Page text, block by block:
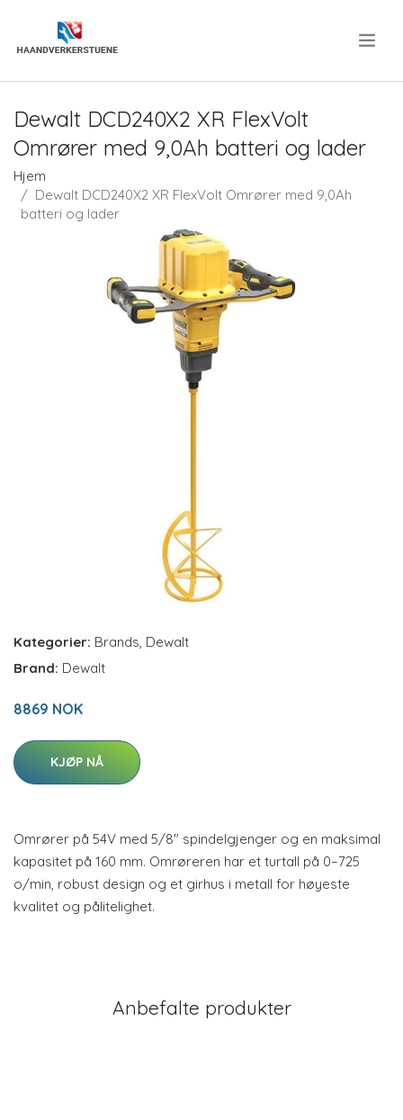
Dewalt DCD240X2 XR FlexVolt
Omrører med 9,0Ah batteri og lader
Hjem
Dewalt DCD240X2 XR FlexVolt Omrører med 9,0Ah
batteri og lader
Kategorier: Brands, Dewalt
Brand: Dewalt
8869 NOK
KJØP NÅ
Omrører på 54V med 5/8" spindelgjenger og en maksimal
kapasitet på 160 mm. Omrøreren har et turtall på 0–725
o/min, robust design og et girhus i metall for høyeste
kvalitet og pålitelighet.
Anbefalte produkter